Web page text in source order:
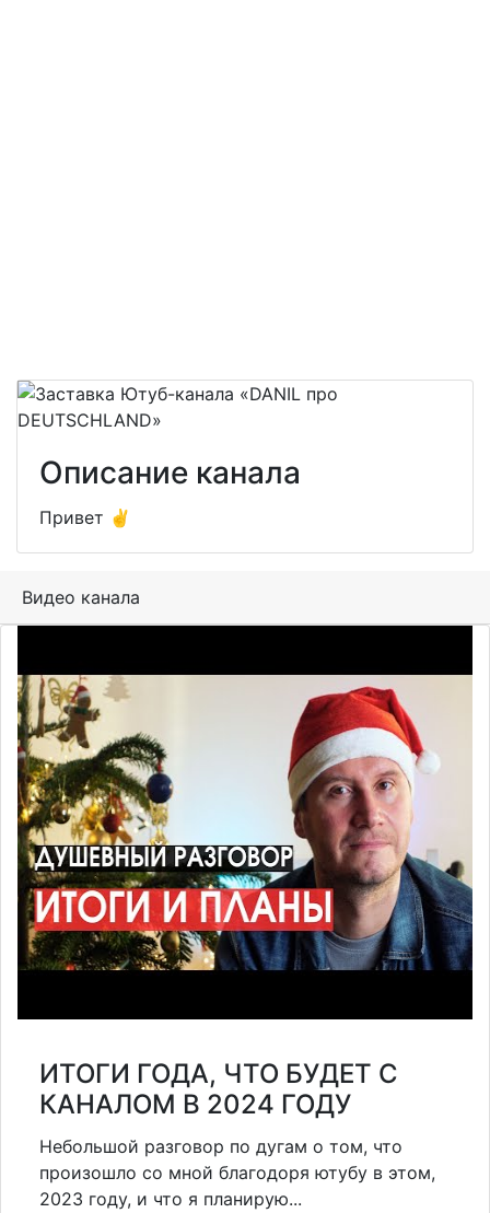
Описание канала
Привет ✌️
Видео канала
ИТОГИ ГОДА, ЧТО БУДЕТ С
КАНАЛОМ В 2024 ГОДУ
Небольшой разговор по дугам о том, что
произошло со мной благодоря ютубу в этом,
2023 году, и что я планирую...